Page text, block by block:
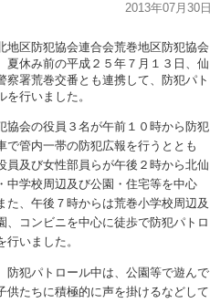
2013年07月30日
地区防犯協会連合会荒巻地区防犯協会
夏休み前の平成２５年７月１３日、仙
察署荒巻交番とも連携して、防犯パト
を行いました。
協会の役員３名が午前１０時から防犯
で管内一帯の防犯広報を行うととも
員及び女性部員らが午後２時から北仙
中学校周辺及び公園・住宅等を中心
た、午後７時からは荒巻小学校周辺及
、コンビニを中心に徒歩で防犯パトロ
行いました。
防犯パトロール中は、公園等で遊んで
供たちに積極的に声を掛けるなどして